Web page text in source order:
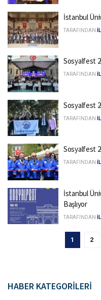
İstanbul
TARAFINDAN
Sosyalfest
TARAFINDAN
Sosyalfest
TARAFINDAN
Sosyalfest
TARAFINDAN
İstanbul
Başlıyor
TARAFINDAN
1 2
HABER KATEGORİLERİ